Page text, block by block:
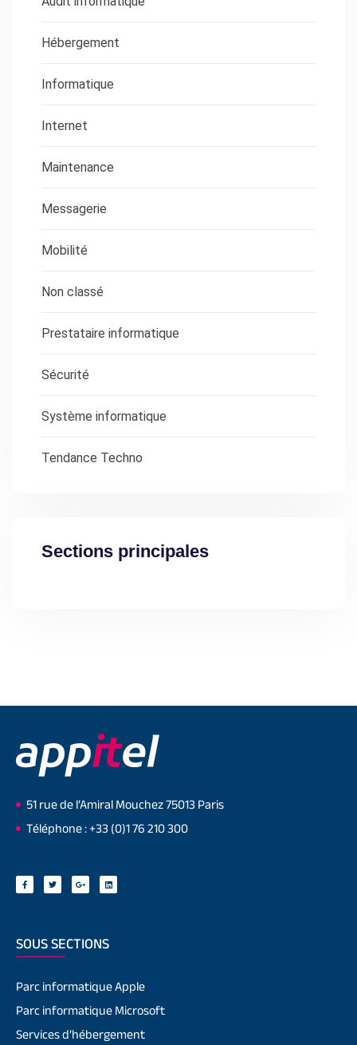
Hébergement
Informatique
Internet
Maintenance
Messagerie
Mobilité
Non classé
Prestataire informatique
Sécurité
Système informatique
Tendance Techno
Sections principales
51 rue de l’Amiral Mouchez 75013 Paris
Téléphone : +33 (0)1 76 210 300
SOUS SECTIONS
Parc informatique Apple
Parc informatique Microsoft
Services d’hébergement